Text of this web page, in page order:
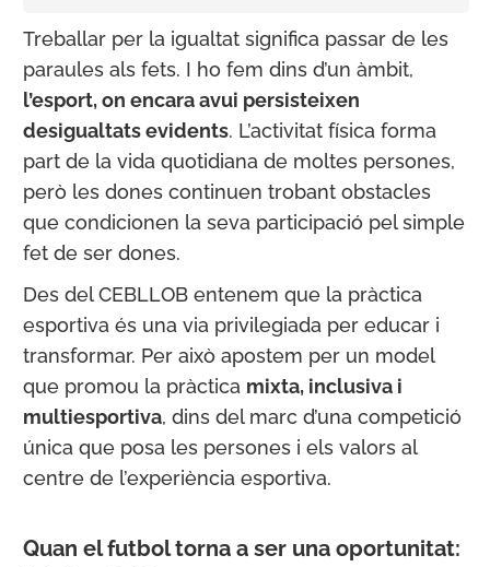
Treballar per la igualtat significa passar de les
paraules als fets. I ho fem dins d’un àmbit,
l’esport, on encara avui persisteixen
desigualtats evidents. L’activitat física forma
part de la vida quotidiana de moltes persones,
però les dones continuen trobant obstacles
que condicionen la seva participació pel simple
fet de ser dones.
Des del CEBLLOB entenem que la pràctica
esportiva és una via privilegiada per educar i
transformar. Per això apostem per un model
que promou la pràctica mixta, inclusiva i
multiesportiva, dins del marc d’una competició
única que posa les persones i els valors al
centre de l’experiència esportiva.
Quan el futbol torna a ser una oportunitat: